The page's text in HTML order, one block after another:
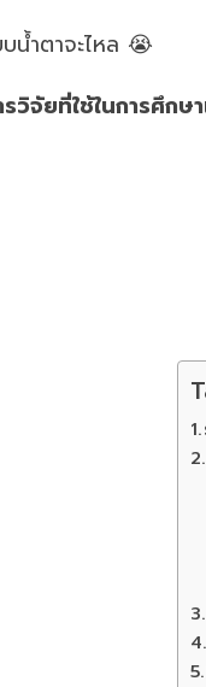
น้ำตาจะไหล 😭
รวิจัยที่ใช้ในการศึก